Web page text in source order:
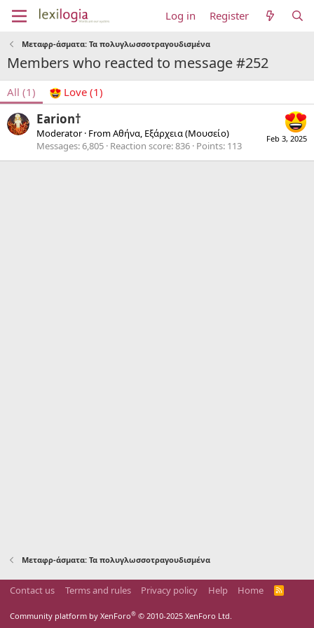
Log in Register
Μεταφρ-άσματα: Τα πολυγλωσσοτραγουδισμένα
Members who reacted to message #252
All (1) Love (1)
Feb 3, 2025
Earion†
Moderator · FromΑθήνα, Εξάρχεια (Μουσείο)
Messages 6,805 Reaction score 836 Points 113
Μεταφρ-άσματα: Τα πολυγλωσσοτραγουδισμένα
Contact us Terms and rules Privacy policy Help Home
R
Community platform by XenForo® © 2010-2025 XenForo Ltd.